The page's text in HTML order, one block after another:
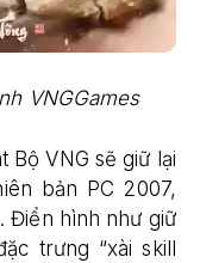
VNGGames
Bộ VNG sẽ giữ lại
bản PC 2007,
Điển hình như giữ
trưng “xài skill